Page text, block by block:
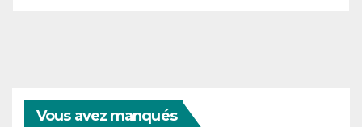
Vous avez manqués